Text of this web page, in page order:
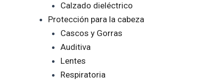
Calzado dieléctrico
Protección para la cabeza
Cascos y Gorras
Auditiva
Lentes
Respiratoria